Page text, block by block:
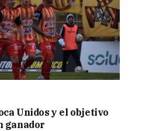
Unidos y el objetivo
ganador